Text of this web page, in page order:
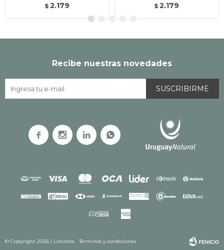
$ 2.179 $ 2.179
Recibe nuestras novedades
SUSCRIBIRME
   
© Copyright 2026 / Lincolns Términos y condiciones